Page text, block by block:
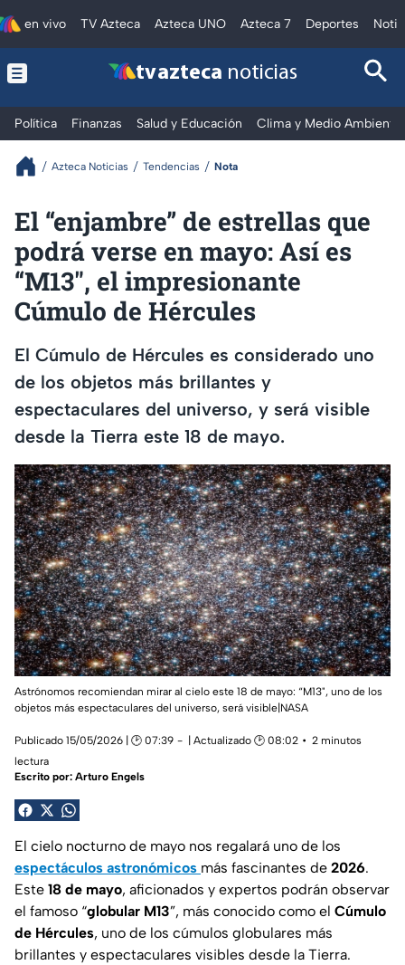
en vivo TV Azteca Azteca UNO Azteca 7 Deportes
tv azteca noticias
Política Finanzas Salud y Educación Clima y Medio Ambiente
Azteca Noticias Tendencias Nota
El “enjambre” de estrellas que
podrá verse en mayo: Así es
“M13", el impresionante
Cúmulo de Hércules
El Cúmulo de Hércules es considerado uno
de los objetos más brillantes y
espectaculares del universo, y será visible
desde la Tierra este 18 de mayo.
Astrónomos recomiendan mirar al cielo este 18 de mayo: “M13", uno de los
objetos más espectaculares del universo, será visible|NASA
Publicado 15/05/2026 | 🕑 07:39 | Actualizado 🕑 08:02
2 minutos
lectura
Escrito por: Arturo Engels
El cielo nocturno de mayo nos regalará uno de los
espectáculos astronómicos más fascinantes de 2026.
Este 18 de mayo, aficionados y expertos podrán observar
el famoso “globular M13”, más conocido como el Cúmulo
de Hércules, uno de los cúmulos globulares más
brillantes y espectaculares visibles desde la Tierra.